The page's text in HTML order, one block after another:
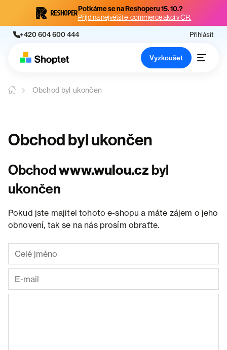
Potkáme se na Reshoperu 15. 10.?
Přijď na největší e-commerce akci v ČR.
+420 604 600 444 Přihlásit
Vyzkoušet
Obchod byl ukončen
Obchod byl ukončen
Obchodwww.wulou.cz byl
ukončen
Pokud jste majitel tohoto e-shopu a máte zájem o jeho
obnovení, tak se na nás prosím obraťte.